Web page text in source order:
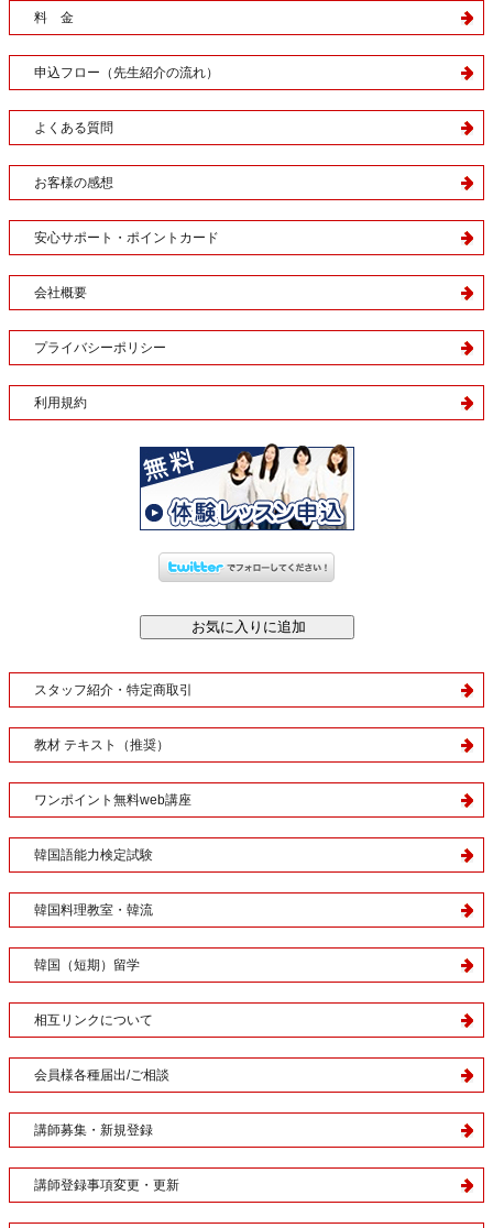
料 金
申込フロー（先生紹介の流れ）
よくある質問
お客様の感想
安心サポート・ポイントカード
会社概要
プライバシーポリシー
利用規約
スタッフ紹介・特定商取引
教材 テキスト（推奨）
ワンポイント無料web講座
韓国語能力検定試験
韓国料理教室・韓流
韓国（短期）留学
相互リンクについて
会員様各種届出/ご相談
講師募集・新規登録
講師登録事項変更・更新